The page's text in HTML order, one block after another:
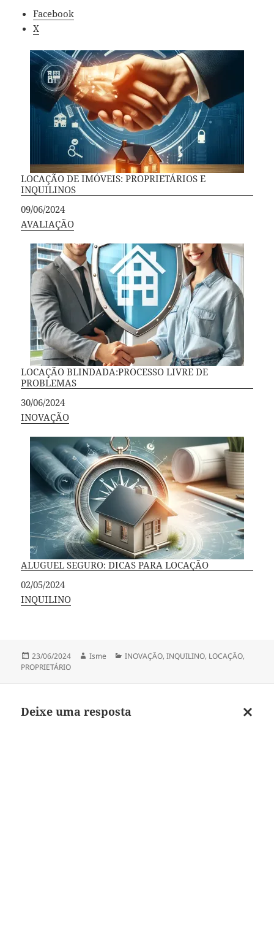
Facebook
X
LOCAÇÃO DE IMÓVEIS: PROPRIETÁRIOS E
INQUILINOS
Data
09/06/2024
Em relação a
AVALIAÇÃO
LOCAÇÃO BLINDADA:PROCESSO LIVRE DE
PROBLEMAS
Data
30/06/2024
Em relação a
INOVAÇÃO
ALUGUEL SEGURO: DICAS PARA LOCAÇÃO
Data
02/05/2024
Em relação a
INQUILINO
Publicado
em
23/06/2024 Autor
Isme Categorias
INOVAÇÃO,INQUILINO, LOCAÇÃO,
PROPRIETÁRIO
Deixe uma resposta